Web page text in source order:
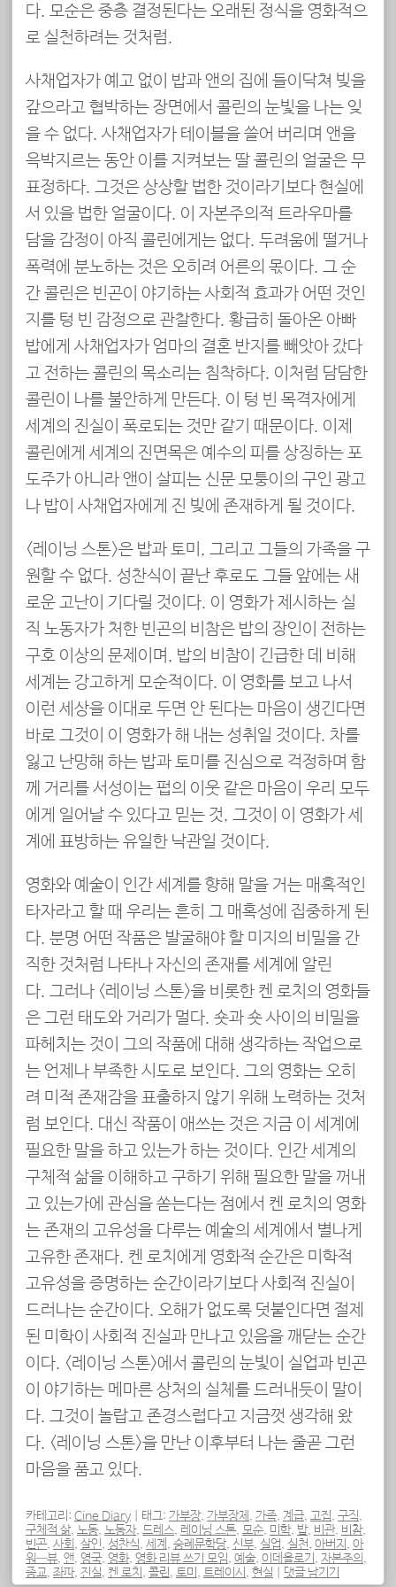
다. 모순은 중층 결정된다는 오래된 정식을 영화적으
로 실천하려는 것처럼.
사채업자가 예고 없이 밥과 앤의 집에 들이닥쳐 빚을
갚으라고 협박하는 장면에서 콜린의 눈빛을 나는 잊
을 수 없다. 사채업자가 테이블을 쓸어 버리며 앤을
윽박지르는 동안 이를 지켜보는 딸 콜린의 얼굴은 무
표정하다. 그것은 상상할 법한 것이라기보다 현실에
서 있을 법한 얼굴이다. 이 자본주의적 트라우마를
담을 감정이 아직 콜린에게는 없다. 두려움에 떨거나
폭력에 분노하는 것은 오히려 어른의 몫이다. 그 순
간 콜린은 빈곤이 야기하는 사회적 효과가 어떤 것인
지를 텅 빈 감정으로 관찰한다. 황급히 돌아온 아빠
밥에게 사채업자가 엄마의 결혼 반지를 빼앗아 갔다
고 전하는 콜린의 목소리는 침착하다. 이처럼 담담한
콜린이 나를 불안하게 만든다. 이 텅 빈 목격자에게
세계의 진실이 폭로되는 것만 같기 때문이다. 이제
콜린에게 세계의 진면목은 예수의 피를 상징하는 포
도주가 아니라 앤이 살피는 신문 모퉁이의 구인 광고
나 밥이 사채업자에게 진 빚에 존재하게 될 것이다.
<레이닝 스톤>은 밥과 토미, 그리고 그들의 가족을 구
원할 수 없다. 성찬식이 끝난 후로도 그들 앞에는 새
로운 고난이 기다릴 것이다. 이 영화가 제시하는 실
직 노동자가 처한 빈곤의 비참은 밥의 장인이 전하는
구호 이상의 문제이며, 밥의 비참이 긴급한 데 비해
세계는 강고하게 모순적이다. 이 영화를 보고 나서
이런 세상을 이대로 두면 안 된다는 마음이 생긴다면
바로 그것이 이 영화가 해 내는 성취일 것이다. 차를
잃고 난망해 하는 밥과 토미를 진심으로 걱정하며 함
께 거리를 서성이는 펍의 이웃 같은 마음이 우리 모두
에게 일어날 수 있다고 믿는 것, 그것이 이 영화가 세
계에 표방하는 유일한 낙관일 것이다.
영화와 예술이 인간 세계를 향해 말을 거는 매혹적인
타자라고 할 때 우리는 흔히 그 매혹성에 집중하게 된
다. 분명 어떤 작품은 발굴해야 할 미지의 비밀을 간
직한 것처럼 나타나 자신의 존재를 세계에 알린
다. 그러나 <레이닝 스톤>을 비롯한 켄 로치의 영화들
은 그런 태도와 거리가 멀다. 숏과 숏 사이의 비밀을
파헤치는 것이 그의 작품에 대해 생각하는 작업으로
는 언제나 부족한 시도로 보인다. 그의 영화는 오히
려 미적 존재감을 표출하지 않기 위해 노력하는 것처
럼 보인다. 대신 작품이 애쓰는 것은 지금 이 세계에
필요한 말을 하고 있는가 하는 것이다. 인간 세계의
구체적 삶을 이해하고 구하기 위해 필요한 말을 꺼내
고 있는가에 관심을 쏟는다는 점에서 켄 로치의 영화
는 존재의 고유성을 다루는 예술의 세계에서 별나게
고유한 존재다. 켄 로치에게 영화적 순간은 미학적
고유성을 증명하는 순간이라기보다 사회적 진실이
드러나는 순간이다. 오해가 없도록 덧붙인다면 절제
된 미학이 사회적 진실과 만나고 있음을 깨닫는 순간
이다. <레이닝 스톤>에서 콜린의 눈빛이 실업과 빈곤
이 야기하는 메마른 상처의 실체를 드러내듯이 말이
다. 그것이 놀랍고 존경스럽다고 지금껏 생각해 왔
다. <레이닝 스톤>을 만난 이후부터 나는 줄곧 그런
마음을 품고 있다.
카테고리: Cine Diary 태그: 가부장, 가부장제 , 가족, 계급, 고집, 구직,
구체적 삶, 노동, 노동자, 드레스, 레이닝 스톤, 모순, 미학, 밥, 비관, 비참,
빈곤, 사회, 살인, 성찬식, 세계 , 숭례문학당, 신부, 실업, 실천, 아버지 , 아
워—뷰, 앤, 영국, 영화, 영화 리뷰 쓰기 모임, 예술, 이데올로기 , 자본주의,
종교, 좌파, 진실, 켄 로치 , 콜린, 토미 , 트레이시 , 현실 댓글 남기기